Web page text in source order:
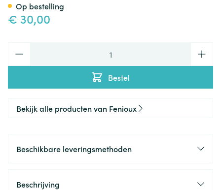
€ 30,00
Bestel
Op bestelling
Bekijk alle producten van Fenioux
Beschikbare leveringsmethoden
Beschrijving